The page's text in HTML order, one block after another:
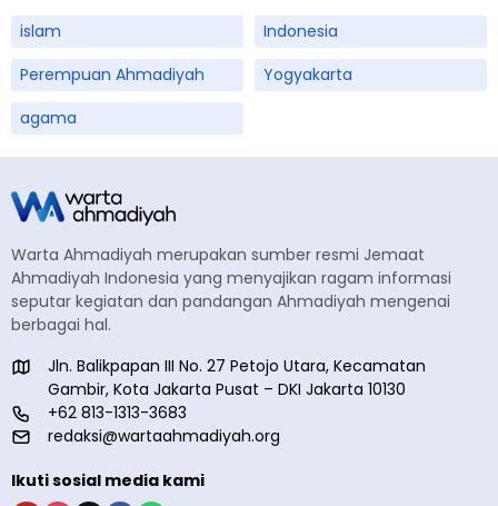
islam
Indonesia
Perempuan Ahmadiyah
Yogyakarta
agama
Warta Ahmadiyah merupakan sumber resmi Jemaat
Ahmadiyah Indonesia yang menyajikan ragam informasi
seputar kegiatan dan pandangan Ahmadiyah mengenai
berbagai hal.
Jln. Balikpapan III No. 27 Petojo Utara, Kecamatan
Gambir, Kota Jakarta Pusat – DKI Jakarta 10130
+62 813-1313-3683
redaksi@wartaahmadiyah.org
Ikuti sosial media kami